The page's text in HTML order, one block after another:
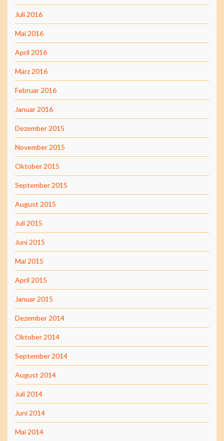
Juli 2016
Mai 2016
April 2016
März 2016
Februar 2016
Januar 2016
Dezember 2015
November 2015
Oktober 2015
September 2015
August 2015
Juli 2015
Juni 2015
Mai 2015
April 2015
Januar 2015
Dezember 2014
Oktober 2014
September 2014
August 2014
Juli 2014
Juni 2014
Mai 2014